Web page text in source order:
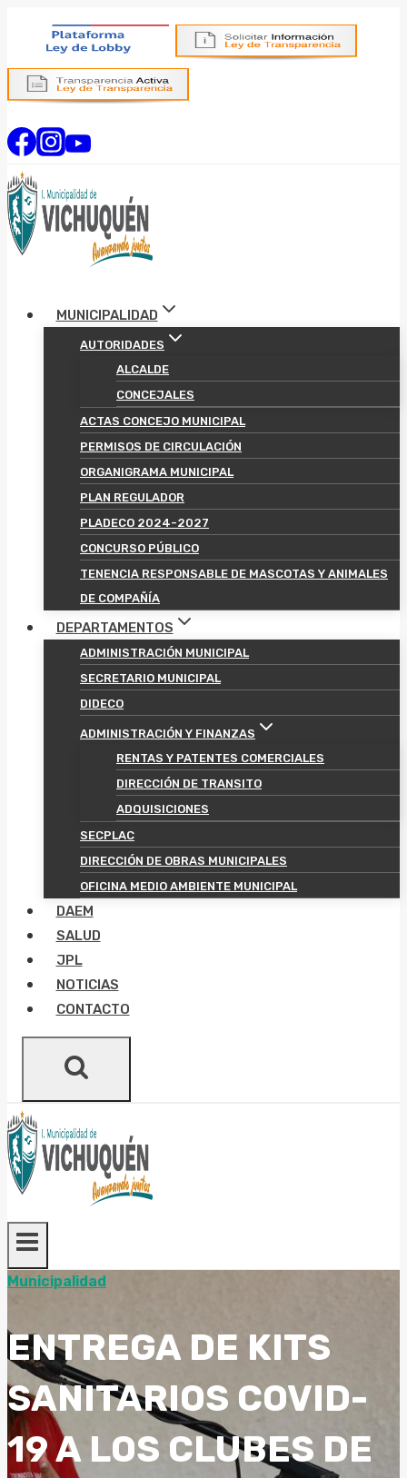
contenido
MUNICIPALIDAD
AUTORIDADES
ALCALDE
CONCEJALES
ACTAS CONCEJO MUNICIPAL
PERMISOS DE CIRCULACIÓN
ORGANIGRAMA MUNICIPAL
PLAN REGULADOR
PLADECO 2024-2027
CONCURSO PÚBLICO
TENENCIA RESPONSABLE DE MASCOTAS Y ANIMALES
DE COMPAÑÍA
DEPARTAMENTOS
ADMINISTRACIÓN MUNICIPAL
SECRETARIO MUNICIPAL
DIDECO
ADMINISTRACIÓN Y FINANZAS
RENTAS Y PATENTES COMERCIALES
DIRECCIÓN DE TRANSITO
ADQUISICIONES
SECPLAC
DIRECCIÓN DE OBRAS MUNICIPALES
OFICINA MEDIO AMBIENTE MUNICIPAL
DAEM
SALUD
JPL
NOTICIAS
CONTACTO
Municipalidad
ENTREGA DE KITS
SANITARIOS COVID-
19 A LOS CLUBES DE